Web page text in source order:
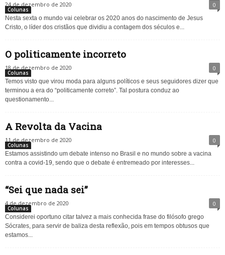
24 de dezembro de 2020 0
Colunas
Nesta sexta o mundo vai celebrar os 2020 anos do nascimento de Jesus
Cristo, o líder dos cristãos que dividiu a contagem dos séculos e...
O politicamente incorreto
18 de dezembro de 2020 0
Colunas
Temos visto que virou moda para alguns políticos e seus seguidores dizer que
terminou a era do “politicamente correto”. Tal postura conduz ao
questionamento...
A Revolta da Vacina
11 de dezembro de 2020 0
Colunas
Estamos assistindo um debate intenso no Brasil e no mundo sobre a vacina
contra a covid-19, sendo que o debate é entremeado por interesses...
“Sei que nada sei”
4 de dezembro de 2020 0
Colunas
Considerei oportuno citar talvez a mais conhecida frase do filósofo grego
Sócrates, para servir de baliza desta reflexão, pois em tempos obtusos que
estamos...